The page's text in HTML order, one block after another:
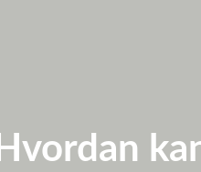
Hvordan